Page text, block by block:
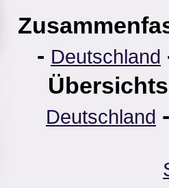
- Deutschland
Deutschland